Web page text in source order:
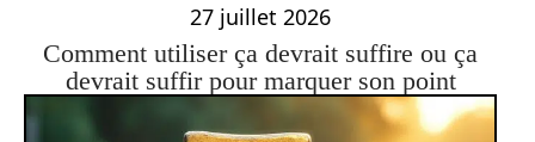
27 juillet 2026
Comment utiliser ça devrait suffire ou ça
devrait suffir pour marquer son point